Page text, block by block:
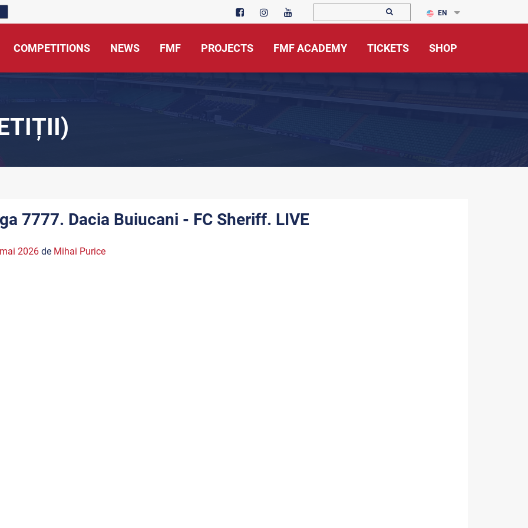
EN
COMPETITIONS NEWS FMF PROJECTS FMF ACADEMY TICKETS SHOP
7777. Dacia Buiucani - FC Sheriff. LIVE
2026de Mihai Purice